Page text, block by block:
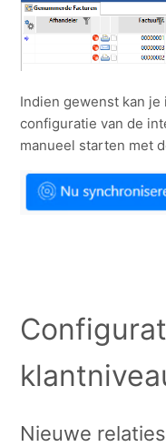
Indien gewenst kan je
configuratie van de
manueel starten met
Nieuwe relaties